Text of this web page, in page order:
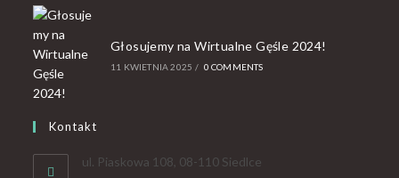
Głosujemy na Wirtualne Gęśle 2024!
11 KWIETNIA 2025 / 0 COMMENTS
Kontakt
ul. Piaskowa 108, 08-110 Siedlce